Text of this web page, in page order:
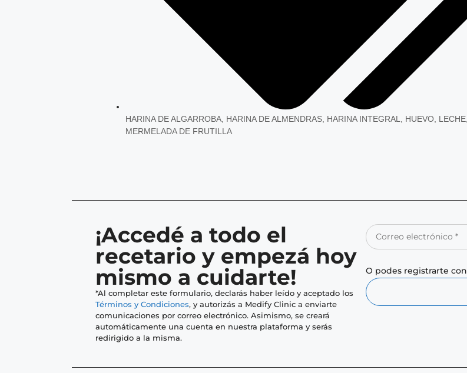
HARINA DE ALGARROBA HARINA DE ALMENDRAS HARINA INTEGRAL HUEVO LECHE
MERMELADA DE FRUTILLA
¡Accedé a todo el
recetario y empezá hoy
mismo a cuidarte!
*Al completar este formulario, declarás haber leído y aceptado los
Términos y Condiciones, y autorizás a Medify Clinic a enviarte
comunicaciones por correo electrónico. Asimismo, se creará
automáticamente una cuenta en nuestra plataforma y serás
redirigido a la misma.
O podes registrarte con